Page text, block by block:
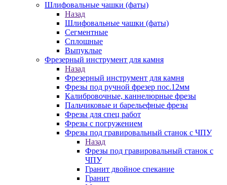
Шлифовальные чашки (фаты)
Назад
Шлифовальные чашки (фаты)
Сегментные
Сплошные
Выпуклые
Фрезерный инструмент для камня
Назад
Фрезерный инструмент для камня
Фрезы под ручной фрезер пос.12мм
Калибровочные, каннелюрные фрезы
Пальчиковые и барельефные фрезы
Фрезы для спец работ
Фрезы с погружением
Фрезы под гравировальный станок с ЧПУ
Назад
Фрезы под гравировальный станок с
ЧПУ
Гранит двойное спекание
Гранит